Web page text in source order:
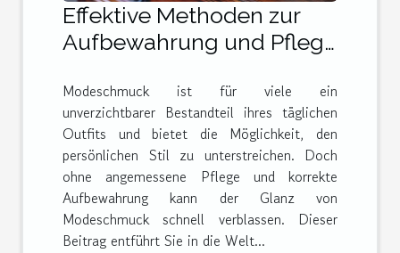
Effektive Methoden zur
Aufbewahrung und Pflege
Modeschmuck ist für viele ein
unverzichtbarer Bestandteil ihres täglichen
Outfits und bietet die Möglichkeit, den
persönlichen Stil zu unterstreichen. Doch
ohne angemessene Pflege und korrekte
Aufbewahrung kann der Glanz von
Modeschmuck schnell verblassen. Dieser
Beitrag entführt Sie in die Welt...